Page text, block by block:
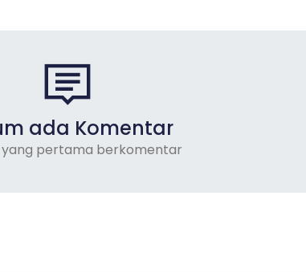
ada Komentar
yang pertama berkomentar